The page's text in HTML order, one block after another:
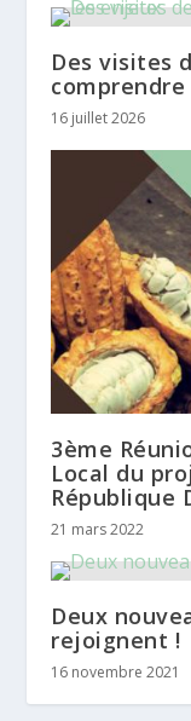
Des visites
16 juillet 2026
3ème
Local du
République
21 mars 2022
Deux
rejoignent !
16 novembre 2021